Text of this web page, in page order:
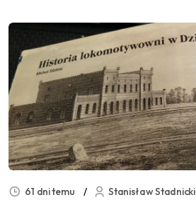
61 dni temu Stanisław Stadnicki